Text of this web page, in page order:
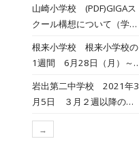
山崎小学校 (PDF)GIGAス
クール構想について（学校
日）
根来小学校 根来小学校の
1週間 6月28日（月）～7
岩出第二中学校 2021年3
月5日 ３月２週以降の予
→